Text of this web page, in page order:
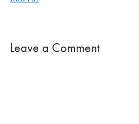
Leave a Comment